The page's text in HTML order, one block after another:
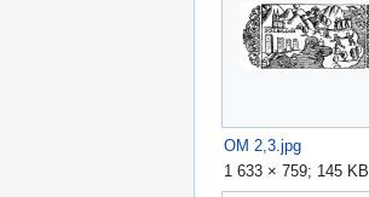
OM 2,3.jpg
1 633 × 759; 145 KB